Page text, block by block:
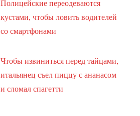
Полицейские переодеваются
кустами, чтобы ловить водителей
со смартфонами
Чтобы извиниться перед тайцами,
итальянец съел пиццу с ананасом
и сломал спагетти